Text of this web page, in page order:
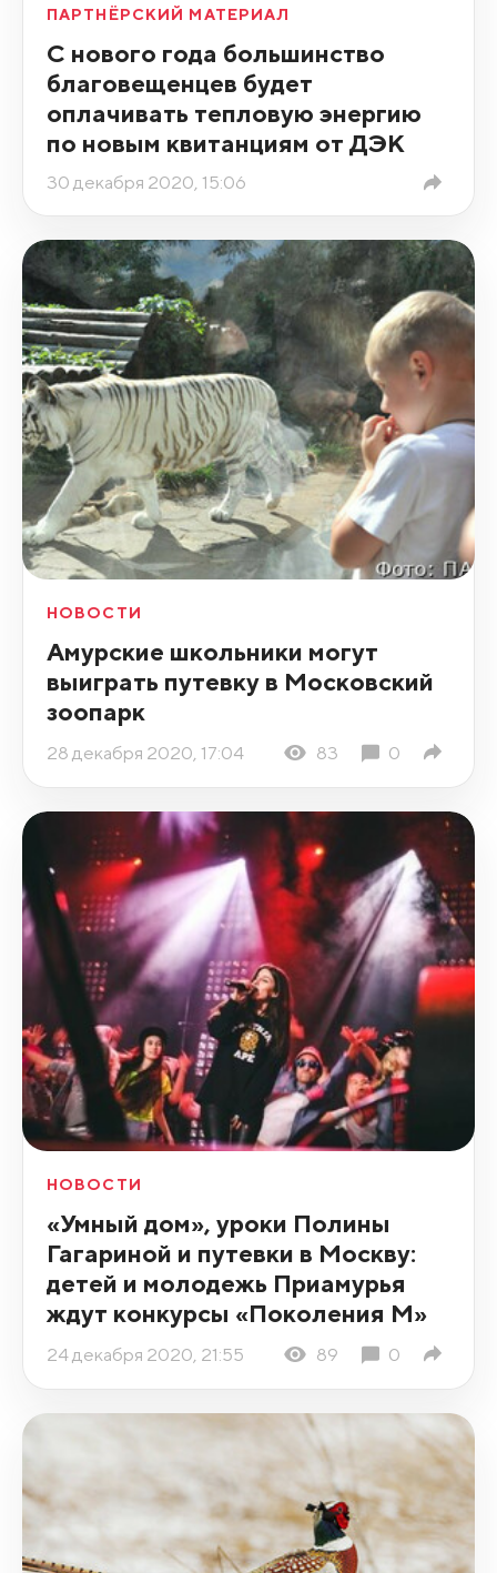
ПАРТНЁРСКИЙ МАТЕРИАЛ
С нового года большинство
благовещенцев будет
оплачивать тепловую энергию
по новым квитанциям от ДЭК
30 декабря 2020, 15:06
НОВОСТИ
Амурские школьники могут
выиграть путевку в Московский
зоопарк
28 декабря 2020, 17:04 83 0
НОВОСТИ
«Умный дом», уроки Полины
Гагариной и путевки в Москву:
детей и молодежь Приамурья
ждут конкурсы «Поколения М»
24 декабря 2020, 21:55 89 0